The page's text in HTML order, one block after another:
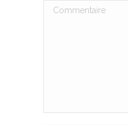
Commentaire